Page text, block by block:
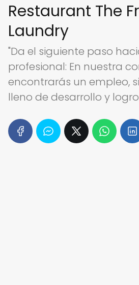
Restaurant The
Laundry
"Da el siguiente paso
profesional: En nuestra
encontrarás un empleo,
lleno de desarrollo y